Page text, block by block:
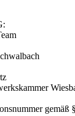
gemäß